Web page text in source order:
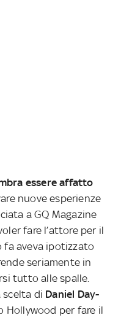
essere affatto
nuove esperienze
a GQ Magazine
fare l’attore per il
fa aveva ipotizzato
seriamente in
tutto alle spalle.
scelta di Daniel Day-
Hollywood per fare il